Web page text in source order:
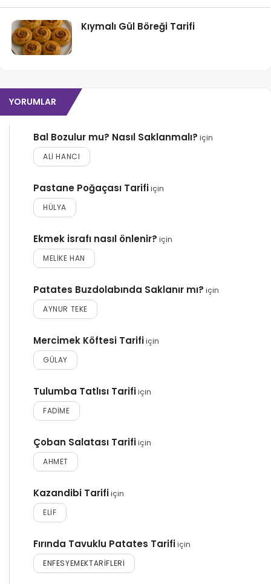
Kıymalı Gül Böreği Tarifi
YORUMLAR
Bal Bozulur mu? Nasıl Saklanmalı? için
ALI HANCI
Pastane Poğaçası Tarifiiçin
HÜLYA
Ekmek israfı nasıl önlenir? için
MELIKE HAN
Patates Buzdolabında Saklanır mı? için
AYNUR TEKE
Mercimek Köftesi Tarifiiçin
GÜLAY
Tulumba Tatlısı Tarifiiçin
FADIME
Çoban Salatası Tarifiiçin
AHMET
Kazandibi Tarifiiçin
ELIF
Fırında Tavuklu Patates Tarifiiçin
ENFESYEMEKTARIFLERI